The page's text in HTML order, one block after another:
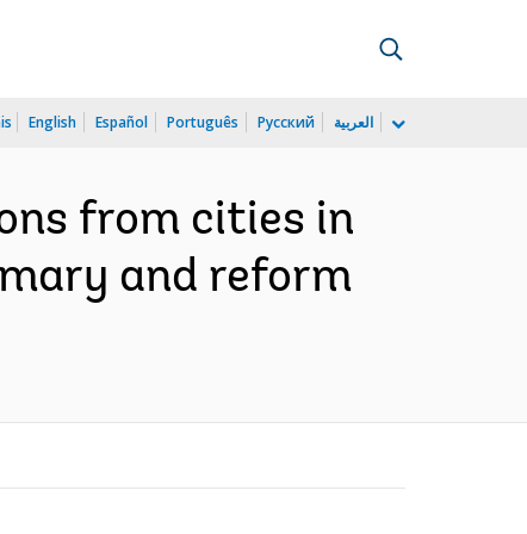
English Español Português Русский العربية
from cities in
and reform